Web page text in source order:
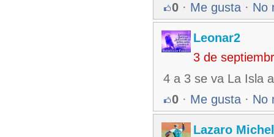
0 · Me gusta · No
Leonar2
3 de
4 a 3 se va La Isla
0 · Me gusta · No
Lazaro